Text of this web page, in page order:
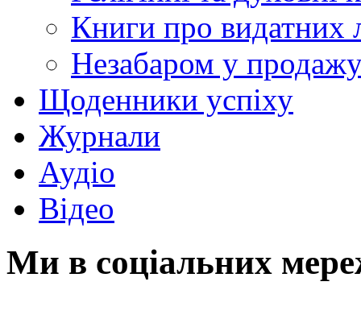
Книги про видатних
Незабаром у
Щоденники успіху
Журнали
Аудіо
Відео
Ми в соціальних